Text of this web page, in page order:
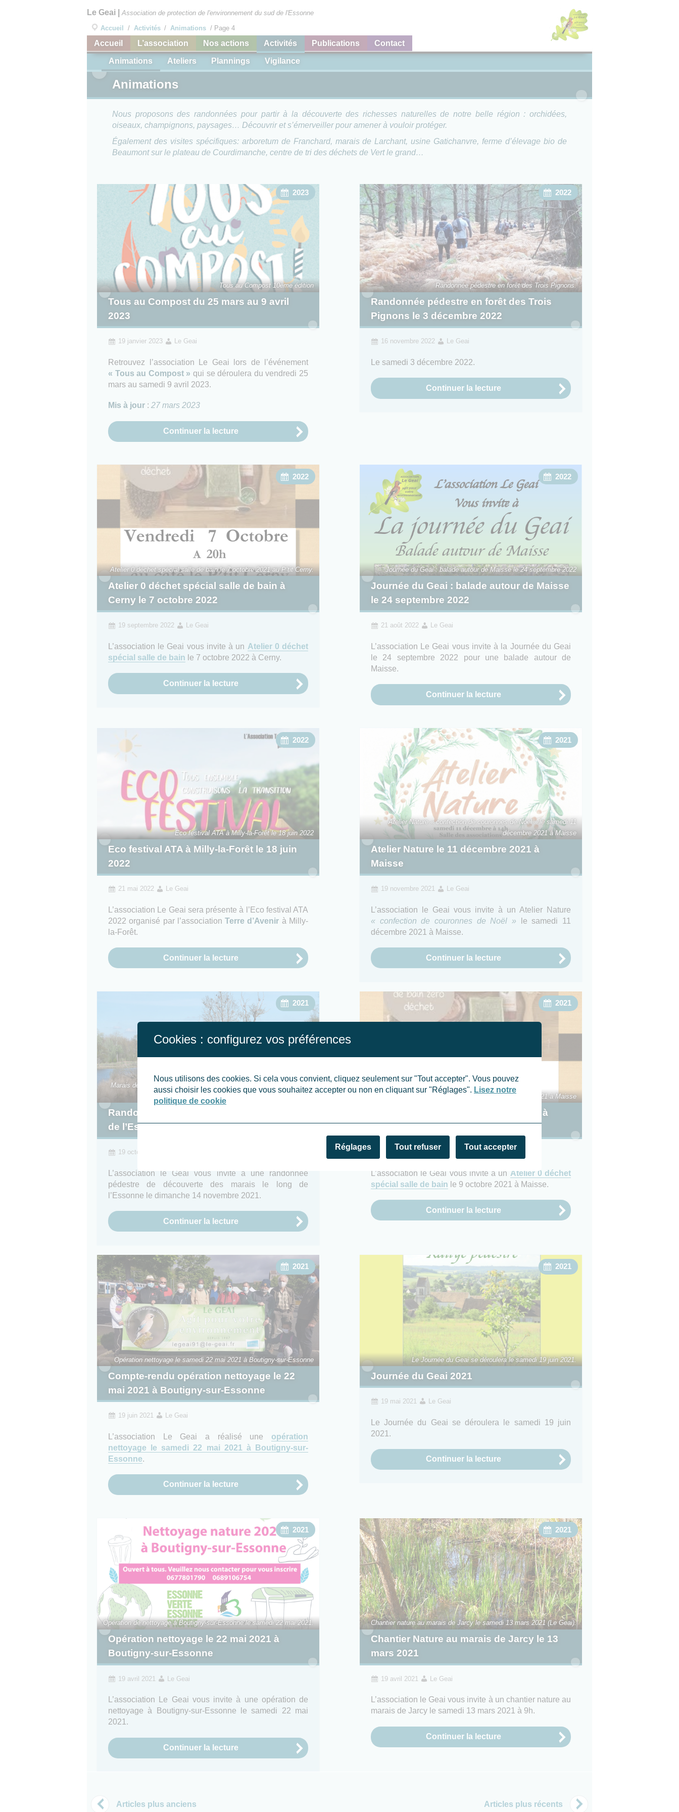
Le Geai Association de protection de l'environnement du sud de l'Essonne
Accueil / Activités / Animations / Page 4
Accueil L’association Nos actions Activités Publications Contact
Animations Ateliers Plannings Vigilance
Animations
Nous proposons des randonnées pour partir à la découverte des richesses naturelles de notre belle région : orchidées,
oiseaux, champignons, paysages… Découvrir et s’émerveiller pour amener à vouloir protéger.
Également des visites spécifiques: arboretum de Franchard, marais de Larchant, usine Gatichanvre, ferme d’élevage bio de
Beaumont sur le plateau de Courdimanche, centre de tri des déchets de Vert le grand…
Tous au Compost 10ème édition
Tous au Compost du 25 mars au 9 avril
2023
19 janvier 2023 Le Geai
Retrouvez l’association Le Geai lors de l’événement
« Tous au Compost » qui se déroulera du vendredi 25
mars au samedi 9 avril 2023.
Mis à jour : 27 mars 2023
Continuer la lecture
2023
Randonnée pédestre en forêt des Trois Pignons.
Randonnée pédestre en forêt des Trois
Pignons le 3 décembre 2022
16 novembre 2022 Le Geai
Le samedi 3 décembre 2022.
Continuer la lecture
2022
Atelier 0 déchet spécial salle de bain le 7 octobre 2021 au P’tit Cerny.
Atelier 0 déchet spécial salle de bain à
Cerny le 7 octobre 2022
19 septembre 2022 Le Geai
L’association le Geai vous invite à un Atelier 0 déchet
spécial salle de bain le 7 octobre 2022 à Cerny.
Continuer la lecture
2022
Journée du Geai : balade autour de Maisse le 24 septembre 2022
Journée du Geai : balade autour de Maisse
le 24 septembre 2022
21 août 2022 Le Geai
L’association Le Geai vous invite à la Journée du Geai
le 24 septembre 2022 pour une balade autour de
Maisse.
Continuer la lecture
2022
Eco festival ATA à Milly-la-Forêt le 18 juin 2022
Eco festival ATA à Milly-la-Forêt le 18 juin
2022
21 mai 2022 Le Geai
L’association Le Geai sera présente à l’Eco festival ATA
2022 organisé par l’associationTerre d’Avenir à Milly-
la-Forêt.
Continuer la lecture
2022
Atelier Nature « confection de couronnes de Noël » le samedi 11
décembre 2021 à Maisse
Atelier Nature le 11 décembre 2021 à
Maisse
19 novembre 2021 Le Geai
L’association le Geai vous invite à un Atelier Nature
« confection de couronnes de Noël » le samedi 11
décembre 2021 à Maisse.
Continuer la lecture
2021
Marais de Fontenay-le-Vicomte et le dortoir des cormorans (photo par
Randonnée découverte des marais le long
de l’Essonne le 14 novembre 2021
19 octobre 2021
L’association le Geai vous invite à une randonnée
pédestre de découverte des marais le long de
l’Essonne le dimanche 14 novembre 2021.
Continuer la lecture
2021
Atelier 0 déchet spécial salle de bain le 9 octobre 2021 à Maisse
Atelier 0 déchet spécial salle de bain à
Maisse le 9 octobre 2021
19 septembre 2021 Le Geai
L’association le Geai vous invite à un Atelier 0 déchet
spécial salle de bain le 9 octobre 2021 à Maisse.
Continuer la lecture
2021
Opération nettoyage le samedi 22 mai 2021 à Boutigny-sur-Essonne
Compte-rendu opération nettoyage le 22
mai 2021 à Boutigny-sur-Essonne
19 juin 2021 Le Geai
L’association Le Geai a réalisé une opération
nettoyage le samedi 22 mai 2021 à Boutigny-sur-
Essonne.
Continuer la lecture
2021
Le Journée du Geai se déroulera le samedi 19 juin 2021.
Journée du Geai 2021
19 mai 2021 Le Geai
Le Journée du Geai se déroulera le samedi 19 juin
2021.
Continuer la lecture
2021
Opération de nettoyage à Boutigny-sur-Essonne le samedi 22 mai 2021.
Opération nettoyage le 22 mai 2021 à
Boutigny-sur-Essonne
19 avril 2021 Le Geai
L’association Le Geai vous invite à une opération de
nettoyage à Boutigny-sur-Essonne le samedi 22 mai
2021.
Continuer la lecture
2021
Chantier nature au marais de Jarcy le samedi 13 mars 2021 (Le Geai).
Chantier Nature au marais de Jarcy le 13
mars 2021
19 avril 2021 Le Geai
L’association le Geai vous invite à un chantier nature au
marais de Jarcy le samedi 13 mars 2021 à 9h.
Continuer la lecture
2021
Navigation des articles
Articles plus anciens
Articles plus récents
Cookies : configurez vos préférences
Nous utilisons des cookies. Si cela vous convient, cliquez seulement sur "Tout accepter". Vous pouvez
aussi choisir les cookies que vous souhaitez accepter ou non en cliquant sur "Réglages". Lisez notre
politique de cookie
Réglages Tout refuser Tout accepter